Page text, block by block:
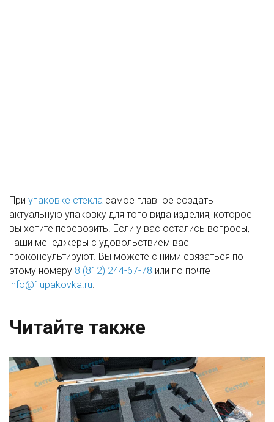
При упаковке стекла самое главное создать
актуальную упаковку для того вида изделия, которое
вы хотите перевозить. Если у вас остались вопросы,
наши менеджеры с удовольствием вас
проконсультируют. Вы можете с ними связаться по
этому номеру 8 (812) 244-67-78 или по почте
info@1upakovka.ru.
Читайте также